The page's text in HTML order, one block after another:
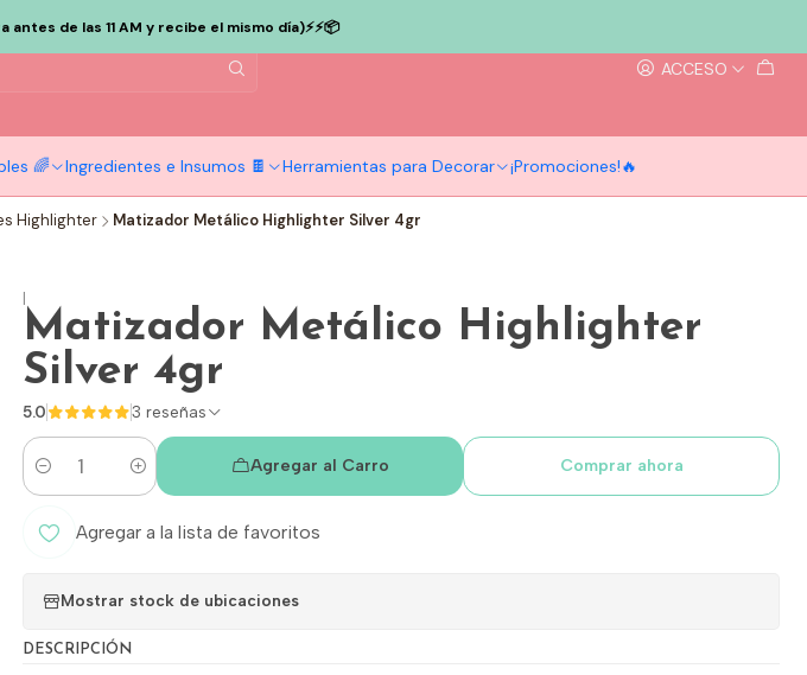
ACCESO
🌈 Ingredientes e Insumos 🍫 Herramientas para Decorar ¡Promociones!🔥
antes de las 11 AM y recibe el mismo día)⚡️⚡️📦
Highlighter Matizador Metálico Highlighter Silver 4gr
|
Matizador Metálico Highlighter
Silver 4gr
5.0 3 reseñas
Cantidad
Agregar al Carro Comprar ahora
Agregar a la lista de favoritos
Mostrar stock de ubicaciones
DESCRIPCIÓN